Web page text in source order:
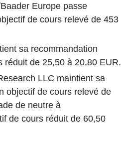
Europe passe
de cours relevé de 453
sa recommandation
réduit de 25,50 à 20,80 EUR.
LLC maintient sa
objectif de cours relevé de
de neutre à
de cours réduit de 60,50